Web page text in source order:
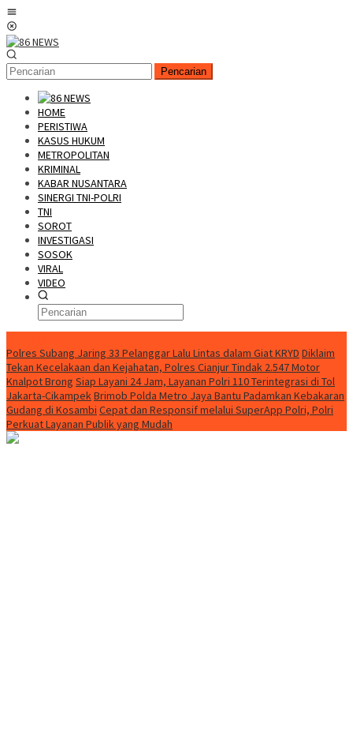
Loncat
ke
konten
Pencarian
HOME
PERISTIWA
KASUS HUKUM
METROPOLITAN
KRIMINAL
KABAR NUSANTARA
SINERGI TNI-POLRI
TNI
SOROT
INVESTIGASI
SOSOK
VIRAL
VIDEO
Polres Subang Jaring 33 Pelanggar Lalu Lintas dalam Giat KRYD Diklaim
Tekan Kecelakaan dan Kejahatan, Polres Cianjur Tindak 2.547 Motor
Knalpot Brong Siap Layani 24 Jam, Layanan Polri 110 Terintegrasi di Tol
Jakarta-CikampekBrimob Polda Metro Jaya Bantu Padamkan Kebakaran
Gudang di Kosambi Cepat dan Responsif melalui SuperApp Polri, Polri
Perkuat Layanan Publik yang Mudah